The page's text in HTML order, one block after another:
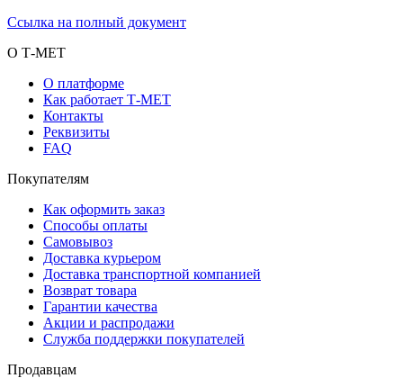
Ссылка на полный документ
О Т-МЕТ
О платформе
Как работает Т-МЕТ
Контакты
Реквизиты
FAQ
Покупателям
Как оформить заказ
Способы оплаты
Самовывоз
Доставка курьером
Доставка транспортной компанией
Возврат товара
Гарантии качества
Акции и распродажи
Служба поддержки покупателей
Продавцам